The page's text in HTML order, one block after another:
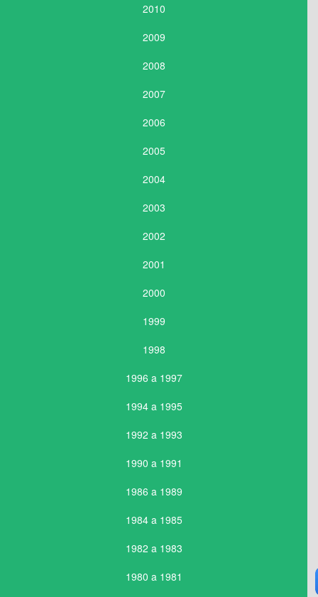
2010
2009
2008
2007
2006
2005
2004
2003
2002
2001
2000
1999
1998
1996 a 1997
1994 a 1995
1992 a 1993
1990 a 1991
1986 a 1989
1984 a 1985
1982 a 1983
1980 a 1981